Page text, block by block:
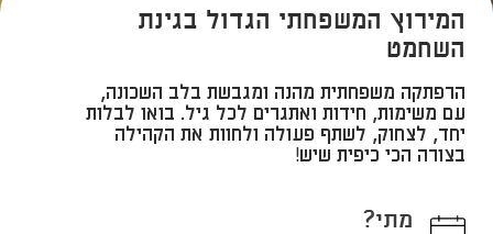
המירוץ המשפחתי הגדול בגינת
השחמט
הרפתקה משפחתית מהנה ומגבשת בלב השכונה,
עם משימות, חידות ואתגרים לכל גיל. בואו לבלות
יחד, לצחוק, לשתף פעולה ולחוות את הקהילה
בצורה הכי כיפית שיש!
מתי?